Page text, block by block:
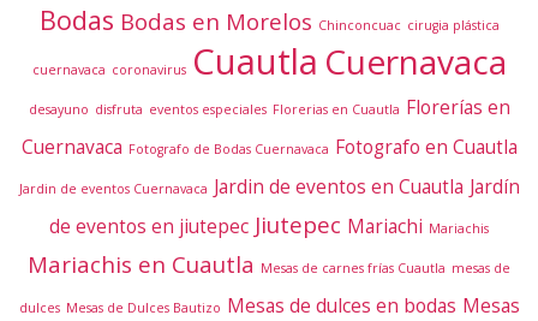
Bodas Bodas en Morelos Chinconcuac cirugia plástica
cuernavaca coronavirus Cuautla Cuernavaca
desayuno disfruta eventos especiales Florerias en Cuautla Florerías en
Cuernavaca Fotografo de Bodas Cuernavaca Fotografo en Cuautla
Jardin de eventos Cuernavaca Jardin de eventos en Cuautla Jardín
de eventos en jiutepec Jiutepec Mariachi Mariachis
Mariachis en Cuautla Mesas de carnes frías Cuautla mesas de
dulces Mesas de Dulces Bautizo Mesas de dulces en bodas Mesas